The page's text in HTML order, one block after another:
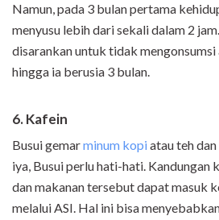
Namun, pada 3 bulan pertama
menyusu lebih dari sekali dalam 2
disarankan untuk tidak
hingga ia berusia 3 bulan.
6. Kafein
Busui gemarminum kopiatau teh
iya, Busui perlu hati-hati. Kandungan
dan makanan tersebut dapat masuk
melalui ASI. Hal ini bisa